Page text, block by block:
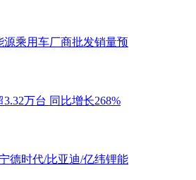
乘用车厂商批发销量预
万台 同比增长268%
德时代/比亚迪/亿纬锂能